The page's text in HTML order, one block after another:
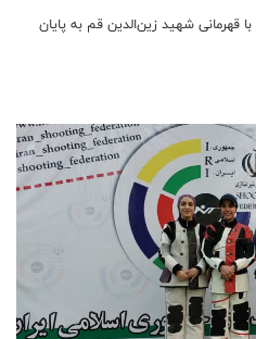
قهرمانی شهید زین‌الدین قم به پایان